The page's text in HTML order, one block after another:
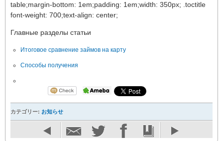
table;margin-bottom: 1em;padding: 1em;width: 350px; .toctitle
font-weight: 700;text-align: center;
Главные разделы статьи
Итоговое сравнение займов на карту
Способы получения
カテゴリー: お知らせ